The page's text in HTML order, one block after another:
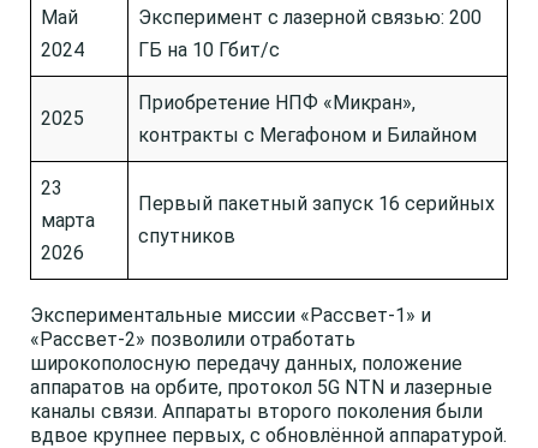
Май
2024
Эксперимент с лазерной связью: 200
ГБ на 10 Гбит/с
2025
Приобретение НПФ «Микран»,
контракты с Мегафоном и Билайном
23
марта
2026
Первый пакетный запуск 16 серийных
спутников
Экспериментальные миссии «Рассвет-1» и
«Рассвет-2» позволили отработать
широкополосную передачу данных, положение
аппаратов на орбите, протокол 5G NTN и лазерные
каналы связи. Аппараты второго поколения были
вдвое крупнее первых, с обновлённой аппаратурой.